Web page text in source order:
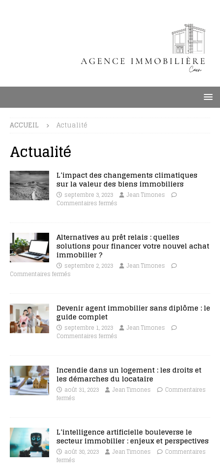
ACCUEIL Actualité
Actualité
L’impact des changements climatiques
sur la valeur des biens immobiliers
septembre 3, 2023
Jean Timones
Commentaires fermés
Alternatives au prêt relais : quelles
solutions pour financer votre nouvel achat
immobilier ?
septembre 2, 2023
Jean Timones
Commentaires fermés
Devenir agent immobilier sans diplôme : le
guide complet
septembre 1, 2023
Jean Timones
Commentaires fermés
Incendie dans un logement : les droits et
les démarches du locataire
août 31, 2023 Jean Timones
Commentaires
fermés
L’intelligence artificielle bouleverse le
secteur immobilier : enjeux et perspectives
août 30, 2023 Jean Timones
Commentaires
fermés